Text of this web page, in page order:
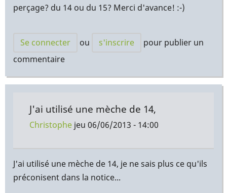
perçage? du 14 ou du 15? Merci d'avance! :-)
Se connecter ou s'inscrire
pour publier un
commentaire
J'ai utilisé une mèche de 14,
Christophe jeu 06/06/2013 - 14:00
réponse
à
J'ai utilisé une mèche de 14, je ne sais plus ce qu'ils
préconisent dans la notice...